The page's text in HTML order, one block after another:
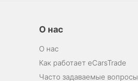
О нас
О нас
Как работает eCarsTrade
Часто задаваемые вопросы